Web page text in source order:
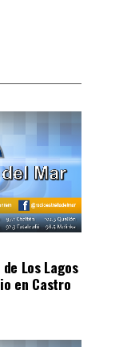
Los Lagos
en Castro